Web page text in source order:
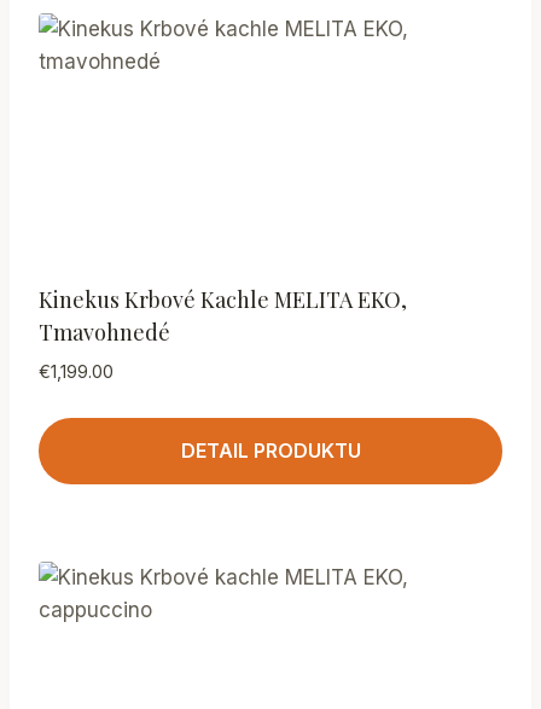
Kinekus Krbové Kachle MELITA EKO,
Tmavohnedé
€1,199.00
DETAIL PRODUKTU